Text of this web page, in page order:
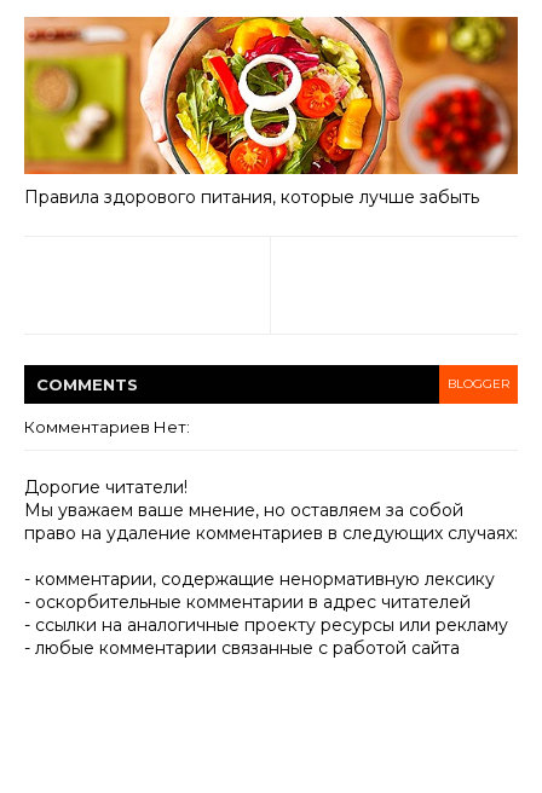
Правила здорового питания, которые лучше забыть
COMMENTS BLOGGER
Комментариев Нет:
Дорогие читатели!
Мы уважаем ваше мнение, но оставляем за собой
право на удаление комментариев в следующих случаях:
- комментарии, содержащие ненормативную лексику
- оскорбительные комментарии в адрес читателей
- ссылки на аналогичные проекту ресурсы или рекламу
- любые комментарии связанные с работой сайта